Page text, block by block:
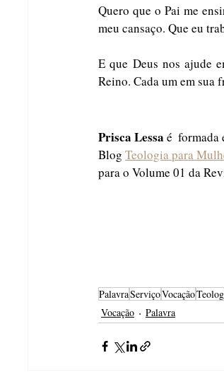
Quero que o Pai me
meu cansaço. Que eu
E que Deus nos ajude
Reino. Cada um em sua
Prisca Lessa é  formada
Blog Teologia para
para o Volume 01 da
PalavraServiçoVocação
Vocação
Palavra